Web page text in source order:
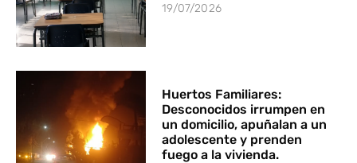
19/07/2026
Huertos Familiares:
Desconocidos irrumpen en
un domicilio, apuñalan a un
adolescente y prenden
fuego a la vivienda.